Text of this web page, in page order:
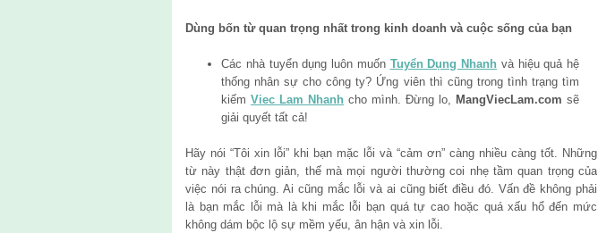
Dùng bốn từ quan trọng nhất trong kinh doanh và cuộc sống của bạn
Các nhà tuyển dụng luôn muốn Tuyển Dụng Nhanh và hiệu quả hệ
thống nhân sự cho công ty? Ứng viên thì cũng trong tình trạng tìm
kiếm Viec Lam Nhanh cho mình. Đừng lo, MangViecLam.com sẽ
giải quyết tất cả!
Hãy nói “Tôi xin lỗi” khi bạn mặc lỗi và “cảm ơn” càng nhiều càng tốt. Những
từ này thật đơn giản, thế mà mọi người thường coi nhẹ tầm quan trọng của
việc nói ra chúng. Ai cũng mắc lỗi và ai cũng biết điều đó. Vấn đề không phải
là bạn mắc lỗi mà là khi mắc lỗi bạn quá tự cao hoặc quá xấu hổ đến mức
không dám bộc lộ sự mềm yếu, ân hận và xin lỗi.